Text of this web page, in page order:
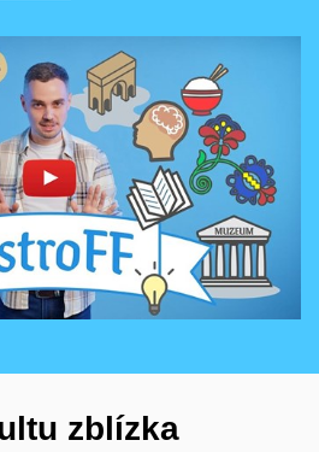
a přehrát
na youtube.com
zblízka